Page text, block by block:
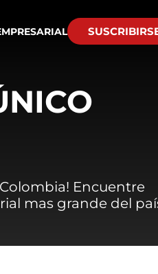
Encuentre
mas grande del